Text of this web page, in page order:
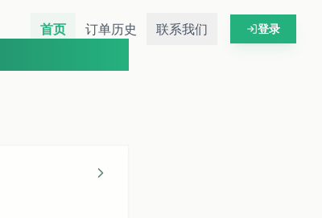
首页 订单历史 联系我们 登录